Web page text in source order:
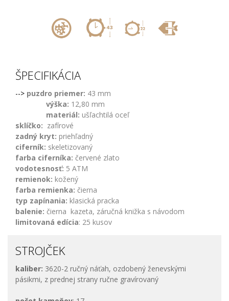
ŠPECIFIKÁCIA
--> puzdro priemer: 43 mm
výška: 12,80 mm
materiál: ušľachtilá oceľ
sklíčko: zafírové
zadný kryt: priehľadný
ciferník: skeletizovaný
farba ciferníka: červené zlato
vodotesnosť: 5 ATM
remienok: kožený
farba remienka: čierna
typ zapínania: klasická pracka
balenie: čierna kazeta, záručná knižka s návodom
limitovaná edícia: 25 kusov
STROJČEK
kaliber: 3620-2 ručný náťah, ozdobený ženevskými
pásikmi, z prednej strany ručne gravírovaný